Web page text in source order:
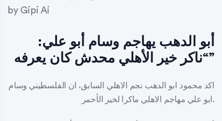
by Gipi Ai
أبو الدهب يهاجم وسام أبو علي:
“ناكر خير الأهلي محدش كان يعرفه”
اكد محمود ابو الدهب نجم الاهلي السابق، ان الفلسطيني وسام
ابو علي مهاجم الاهلي ماكرا لخير الأحمر.